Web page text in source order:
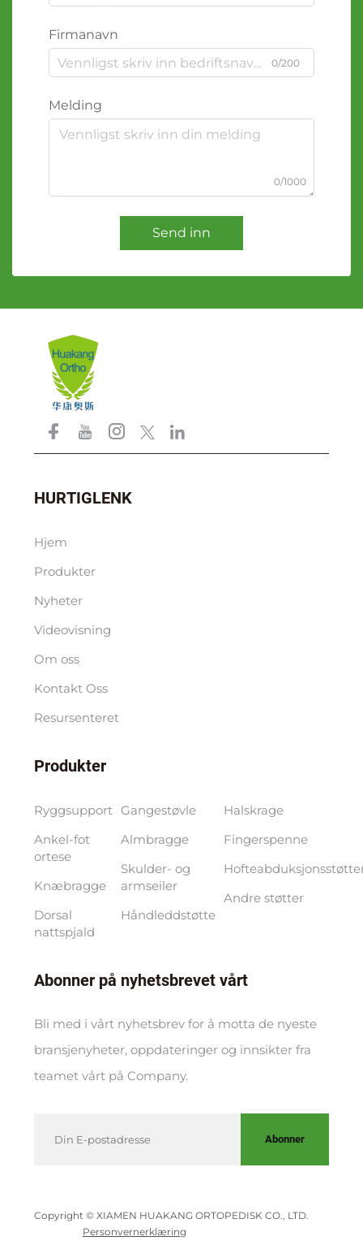
Firmanavn
0/200
Melding
0/1000
Send inn
HURTIGLENK
Hjem
Produkter
Nyheter
Videovisning
Om oss
Kontakt Oss
Resursenteret
Produkter
Ryggsupport
Ankel-fot
ortese
Knæbragge
Dorsal
nattspjald
Gangestøvle
Almbragge
Skulder- og
armseiler
Håndleddstøtte
Halskrage
Fingerspenne
Andre støtter
Abonner på nyhetsbrevet vårt
Bli med i vårt nyhetsbrev for å motta de nyeste
bransjenyheter, oppdateringer og innsikter fra
teamet vårt på Company.
Abonner
Copyright © XIAMEN HUAKANG ORTOPEDISK CO., LTD.
Personvernerklæring